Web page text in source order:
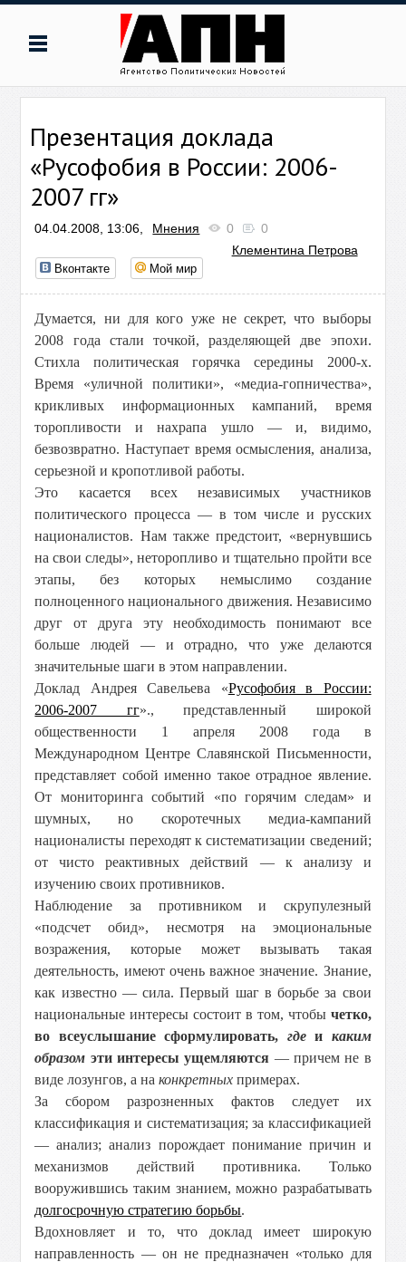
Презентация доклада
«Русофобия в России: 2006-
2007 гг»
04.04.2008, 13:06, Мнения 0
0
Клементина Петрова
Вконтакте Мой мир
Думается, ни для кого уже не секрет, что выборы
2008 года стали точкой, разделяющей две эпохи.
Стихла политическая горячка середины 2000-х.
Время «уличной политики», «медиа-гопничества»,
крикливых информационных кампаний, время
торопливости и нахрапа ушло — и, видимо,
безвозвратно. Наступает время осмысления, анализа,
серьезной и кропотливой работы.
Это касается всех независимых участников
политического процесса — в том числе и русских
националистов. Нам также предстоит, «вернувшись
на свои следы», неторопливо и тщательно пройти все
этапы, без которых немыслимо создание
полноценного национального движения. Независимо
друг от друга эту необходимость понимают все
больше людей — и отрадно, что уже делаются
значительные шаги в этом направлении.
Доклад Андрея Савельева «Русофобия в России:
2006-2007 гг»., представленный широкой
общественности 1 апреля 2008 года в
Международном Центре Славянской Письменности,
представляет собой именно такое отрадное явление.
От мониторинга событий «по горячим следам» и
шумных, но скоротечных медиа-кампаний
националисты переходят к систематизации сведений;
от чисто реактивных действий — к анализу и
изучению своих противников.
Наблюдение за противником и скрупулезный
«подсчет обид», несмотря на эмоциональные
возражения, которые может вызывать такая
деятельность, имеют очень важное значение. Знание,
как известно — сила. Первый шаг в борьбе за свои
национальные интересы состоит в том, чтобы четко,
во всеуслышание сформулировать, гдеи каким
образом эти интересы ущемляются — причем не в
виде лозунгов, а наконкретных примерах.
За сбором разрозненных фактов следует их
классификация и систематизация; за классификацией
— анализ; анализ порождает понимание причин и
механизмов действий противника. Только
вооружившись таким знанием, можно разрабатывать
долгосрочную стратегию борьбы.
Вдохновляет и то, что доклад имеет широкую
направленность — он не предназначен «только для